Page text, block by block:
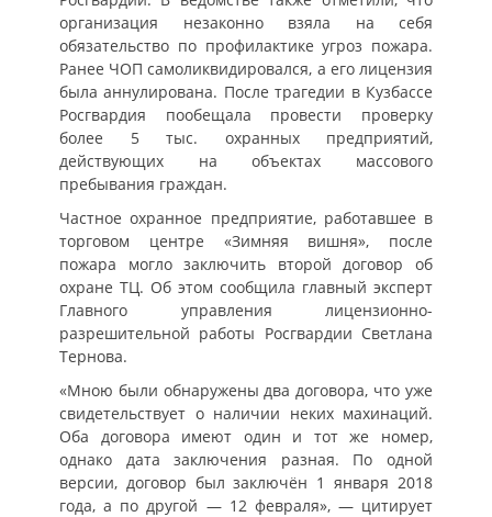
организация незаконно взяла на себя
обязательство по профилактике угроз пожара.
Ранее ЧОП самоликвидировался, а его лицензия
была аннулирована. После трагедии в Кузбассе
Росгвардия пообещала провести проверку
более 5 тыс. охранных предприятий,
действующих на объектах массового
пребывания граждан.
Частное охранное предприятие, работавшее в
торговом центре «Зимняя вишня», после
пожара могло заключить второй договор об
охране ТЦ. Об этом сообщила главный эксперт
Главного управления лицензионно-
разрешительной работы Росгвардии Светлана
Тернова.
«Мною были обнаружены два договора, что уже
свидетельствует о наличии неких махинаций.
Оба договора имеют один и тот же номер,
однако дата заключения разная​​​. По одной
версии, договор был заключён 1 января 2018
года, а по другой — 12 февраля», — цитирует